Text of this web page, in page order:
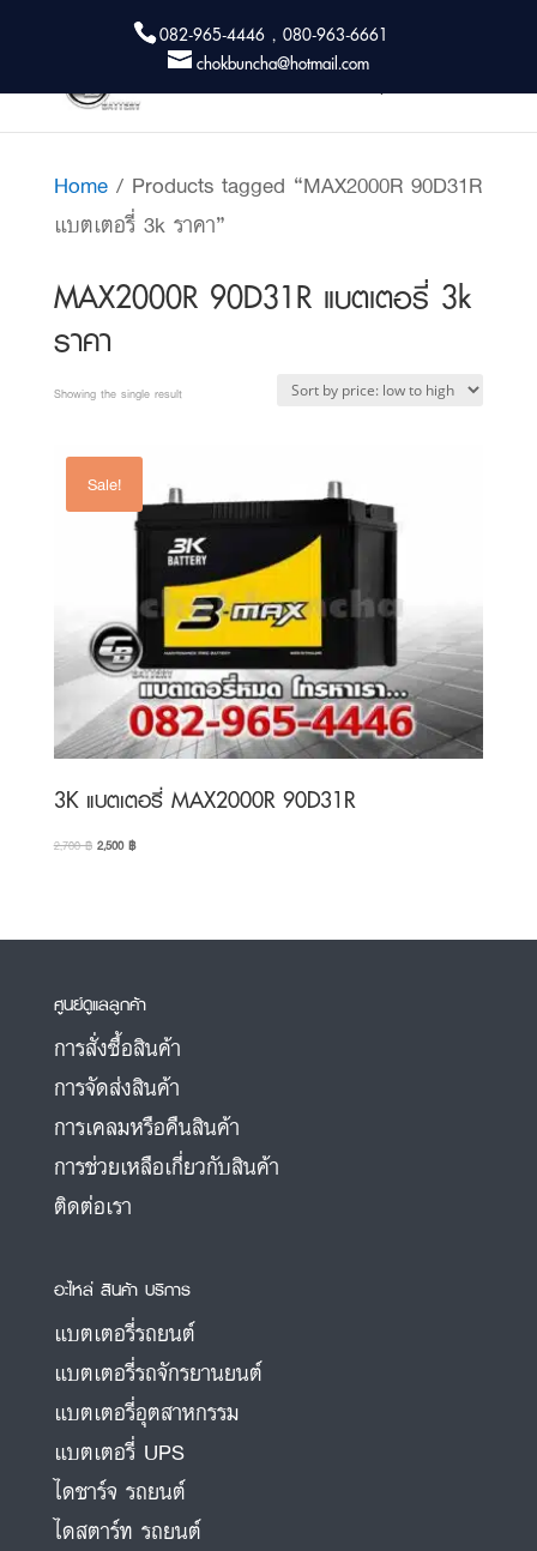
082-965-4446 , 080-963-6661
chokbuncha@hotmail.com
Home/ Products tagged “MAX2000R 90D31R
แบตเตอรี่ 3k ราคา”
MAX2000R 90D31R แบตเตอรี่ 3k
ราคา
Showing the single result
Sale!
3K แบตเตอรี่ MAX2000R 90D31R
2,700฿ Original
2,500฿Current
ศูนย์ดูแลลูกค้า
การสั่งซื้อสินค้า
การจัดส่งสินค้า
การเคลมหรือคืนสินค้า
การช่วยเหลือเกี่ยวกับสินค้า
ติดต่อเรา
อะไหล่ สินค้า บริการ
แบตเตอรี่รถยนต์
แบตเตอรี่รถจักรยานยนต์
แบตเตอรี่อุตสาหกรรม
แบตเตอรี่ UPS
ไดชาร์จ รถยนต์
ไดสตาร์ท รถยนต์